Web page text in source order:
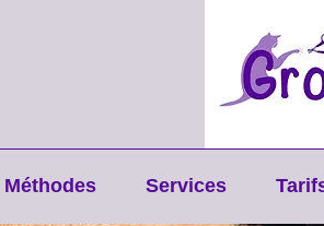
Méthodes Services